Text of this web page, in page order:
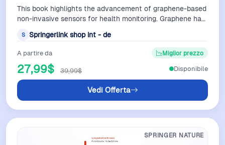
This book highlights the advancement of graphene-based
non-invasive sensors for health monitoring. Graphene has
S Springerlink shop int - de
A partire da
27,99$ 39,99$
Miglior prezzo
Vedi Offerta
Disponibile
SPRINGER NATURE